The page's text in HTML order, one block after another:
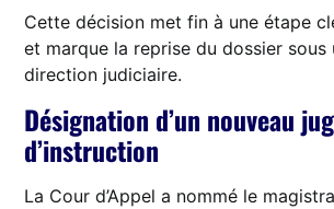
Cette décision met fin à une étape
et marque la reprise du dossier sous
direction judiciaire.
Désignation d’un nouveau
d’instruction
La Cour d’Appel a nommé le